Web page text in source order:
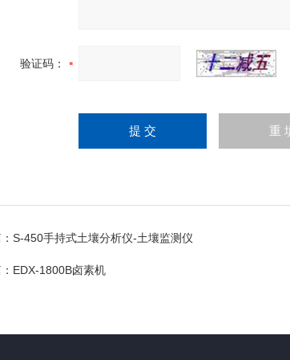
验证码：
S-450手持式土壤分析仪-土壤监测仪
EDX-1800B卤素机